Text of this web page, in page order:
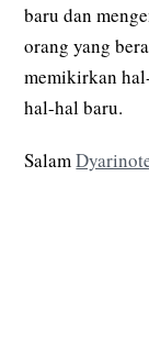
baru dan
orang yang
memikirkan
hal-hal baru.
Salam